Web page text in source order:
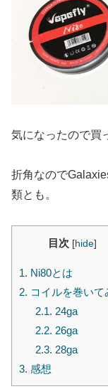
気になったので買
折角なので
類とも。
目次 [hide]
1. Ni80とは
2. コイルを巻いて
2.1. 24ga
2.2. 26ga
2.3. 28ga
3. 感想